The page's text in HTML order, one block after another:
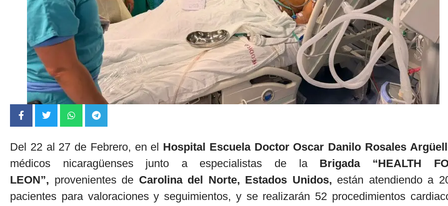
Del 22 al 27 de Febrero, en el Hospital Escuela Doctor Oscar Danilo Rosales
médicos nicaragüenses junto a especialistas de laBrigada “HEALTH
LEON”, provenientes de Carolina del Norte, Estados Unidos, están atendiendo a
pacientes para valoraciones y seguimientos, y se realizarán 52 procedimientos